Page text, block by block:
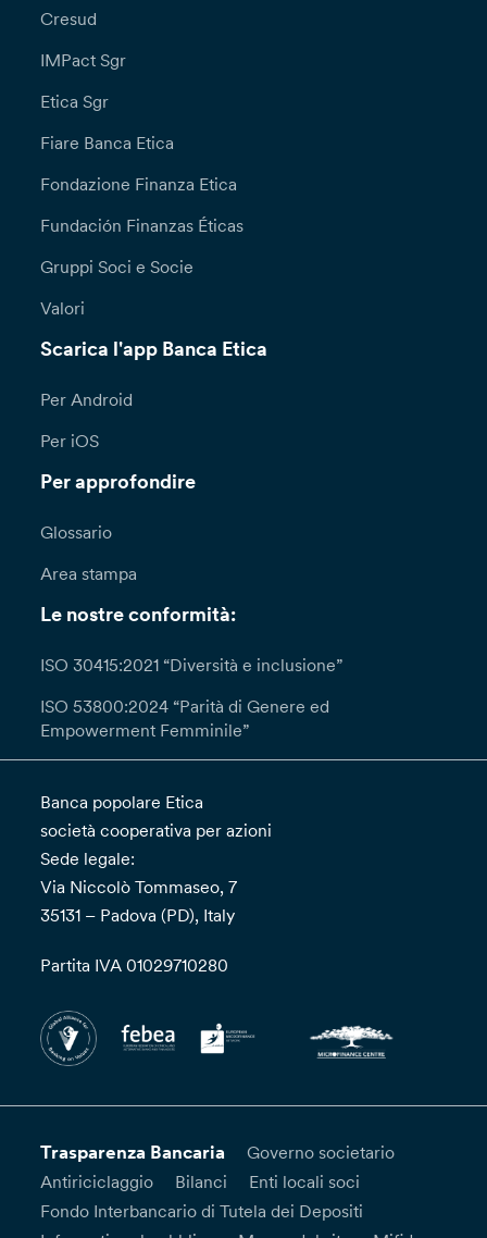
Cresud
IMPact Sgr
Etica Sgr
Fiare Banca Etica
Fondazione Finanza Etica
Fundación Finanzas Éticas
Gruppi Soci e Socie
Valori
Scarica l'app Banca Etica
Per Android
Per iOS
Per approfondire
Glossario
Area stampa
Le nostre conformità:
ISO 30415:2021 “Diversità e inclusione”
ISO 53800:2024 “Parità di Genere ed
Empowerment Femminile”
Banca popolare Etica
società cooperativa per azioni
Sede legale:
Via Niccolò Tommaseo, 7
35131 – Padova (PD), Italy
Partita IVA 01029710280
Trasparenza Bancaria
Governo societario
Antiriciclaggio
Bilanci
Enti locali soci
Fondo Interbancario di Tutela dei Depositi